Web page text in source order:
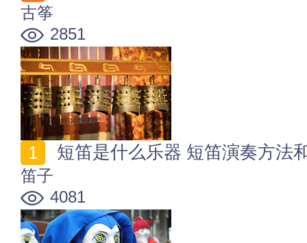
古筝
2851
短笛是什么乐器 短笛演奏方法
笛子
4081